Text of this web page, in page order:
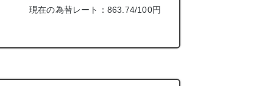
現在の為替レート：863.74/100円